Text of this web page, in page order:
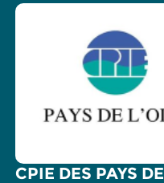
CPIE DES PAYS DE